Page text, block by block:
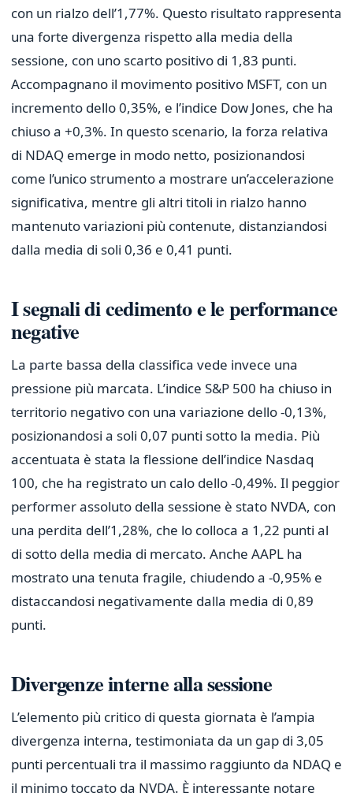
con un rialzo dell’1,77%. Questo risultato rappresenta
una forte divergenza rispetto alla media della
sessione, con uno scarto positivo di 1,83 punti.
Accompagnano il movimento positivo MSFT, con un
incremento dello 0,35%, e l’indice Dow Jones, che ha
chiuso a +0,3%. In questo scenario, la forza relativa
di NDAQ emerge in modo netto, posizionandosi
come l’unico strumento a mostrare un’accelerazione
significativa, mentre gli altri titoli in rialzo hanno
mantenuto variazioni più contenute, distanziandosi
dalla media di soli 0,36 e 0,41 punti.
I segnali di cedimento e le performance
negative
La parte bassa della classifica vede invece una
pressione più marcata. L’indice S&P 500 ha chiuso in
territorio negativo con una variazione dello -0,13%,
posizionandosi a soli 0,07 punti sotto la media. Più
accentuata è stata la flessione dell’indice Nasdaq
100, che ha registrato un calo dello -0,49%. Il peggior
performer assoluto della sessione è stato NVDA, con
una perdita dell’1,28%, che lo colloca a 1,22 punti al
di sotto della media di mercato. Anche AAPL ha
mostrato una tenuta fragile, chiudendo a -0,95% e
distaccandosi negativamente dalla media di 0,89
punti.
Divergenze interne alla sessione
L’elemento più critico di questa giornata è l’ampia
divergenza interna, testimoniata da un gap di 3,05
punti percentuali tra il massimo raggiunto da NDAQ e
il minimo toccato da NVDA. È interessante notare